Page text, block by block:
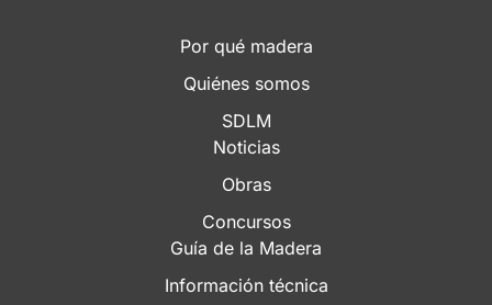
Por qué madera
Quiénes somos
SDLM
Noticias
Obras
Concursos
Guía de la Madera
Información técnica